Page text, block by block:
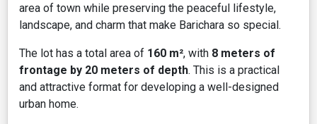
area of town while preserving the peaceful lifestyle,
landscape, and charm that make Barichara so special.
The lot has a total area of 160 m², with 8 meters of
frontage by 20 meters of depth. This is a practical
and attractive format for developing a well-designed
urban home.